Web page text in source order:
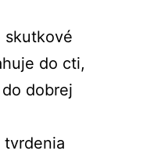
skutkové
do cti,
dobrej